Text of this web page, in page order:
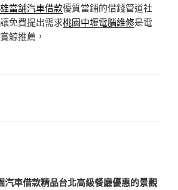
當舖汽車借款優質當鋪的借錢管道社
免費提出需求桃園中壢電腦維修是電
鯨推薦，
汽車借款精品台北高級餐廳優惠的景觀